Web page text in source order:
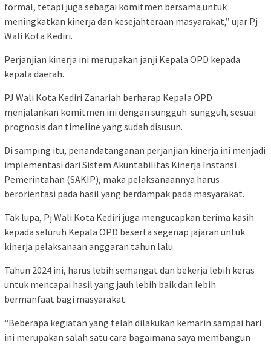
formal, tetapi juga sebagai komitmen bersama untuk
meningkatkan kinerja dan kesejahteraan masyarakat,” ujar Pj
Wali Kota Kediri.
Perjanjian kinerja ini merupakan janji Kepala OPD kepada
kepala daerah.
PJ Wali Kota Kediri Zanariah berharap Kepala OPD
menjalankan komitmen ini dengan sungguh-sungguh, sesuai
prognosis dan timeline yang sudah disusun.
Di samping itu, penandatanganan perjanjian kinerja ini menjadi
implementasi dari Sistem Akuntabilitas Kinerja Instansi
Pemerintahan (SAKIP), maka pelaksanaannya harus
berorientasi pada hasil yang berdampak pada masyarakat.
Tak lupa, Pj Wali Kota Kediri juga mengucapkan terima kasih
kepada seluruh Kepala OPD beserta segenap jajaran untuk
kinerja pelaksanaan anggaran tahun lalu.
Tahun 2024 ini, harus lebih semangat dan bekerja lebih keras
untuk mencapai hasil yang jauh lebih baik dan lebih
bermanfaat bagi masyarakat.
“Beberapa kegiatan yang telah dilakukan kemarin sampai hari
ini merupakan salah satu cara bagaimana saya membangun